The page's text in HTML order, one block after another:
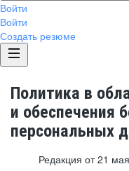
Войти
Войти
Создать резюме
Политика в
и обеспечения
персональных
Редакция от 21